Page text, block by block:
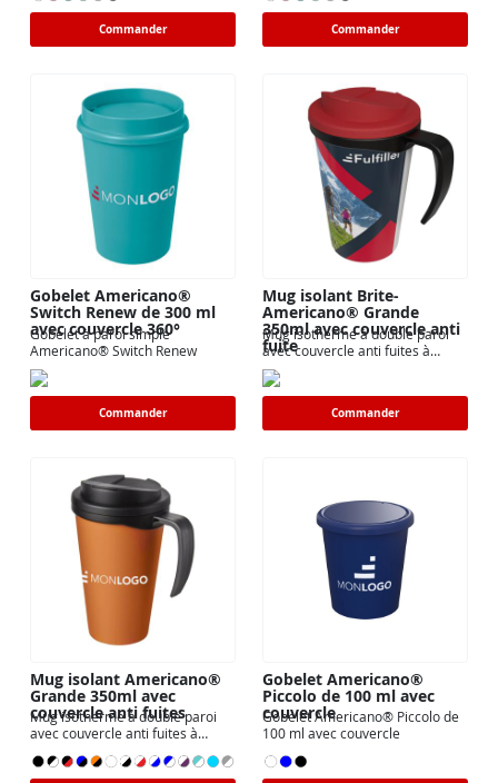
Commander Commander
Gobelet Americano®
Switch Renew de 300 ml
avec couvercle 360°
Gobelet à paroi simple
Americano® Switch Renew
Commander
Mug isolant Brite-
Americano® Grande
350ml avec couvercle anti
fuite
Mug isotherme à double paroi
avec couvercle anti fuites à
visser
Commander
Mug isolant Americano®
Grande 350ml avec
couvercle anti fuites
Mug isotherme à double paroi
avec couvercle anti fuites à
Gobelet Americano®
Piccolo de 100 ml avec
couvercle
Gobelet Americano® Piccolo de
100 ml avec couvercle